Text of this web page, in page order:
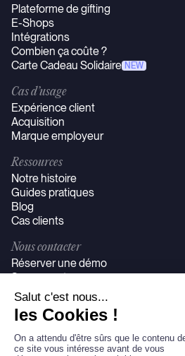
Plateforme de gifting
E-Shops
Intégrations
Combien ça coûte ?
Carte Cadeau Solidaire NEW
Cas d’usage
Expérience client
Acquisition
Marque employeur
Ressources
Notre histoire
Guides pratiques
Blog
Cas clients
Nous contacter
Réserver une démo
Se connecter